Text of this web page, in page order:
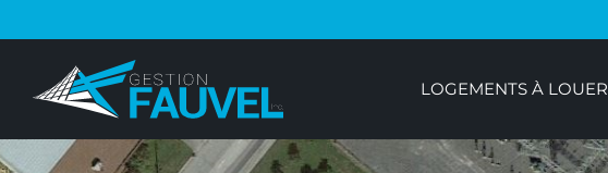
LOGEMENTS À LOUER